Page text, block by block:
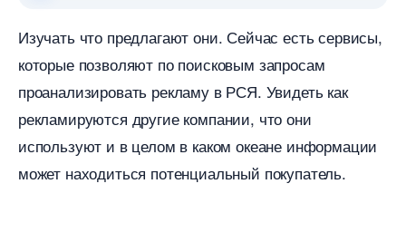
Изучать что предлагают они. Сейчас есть сервисы,
которые позволяют по поисковым запросам
проанализировать рекламу в РСЯ. Увидеть как
рекламируются другие компании, что они
используют и в целом в каком океане информации
может находиться потенциальный покупатель.